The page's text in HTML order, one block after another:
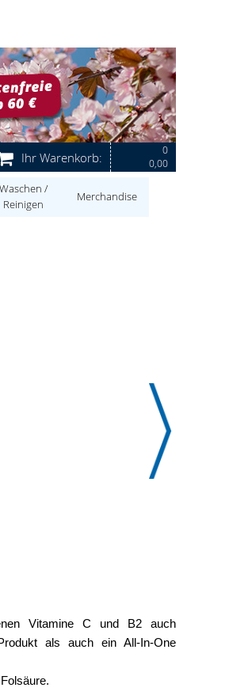
Ihr Warenkorb:
0
0,00
Waschen /
Reinigen
Merchandise
Vitamine C und B2 auch
als auch ein All-In-One